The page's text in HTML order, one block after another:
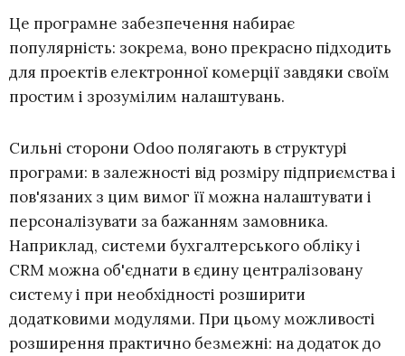
Це програмне забезпечення набирає
популярність: зокрема, воно прекрасно підходить
для проектів електронної комерції завдяки своїм
простим і зрозумілим налаштувань.
Сильні сторони Odoo полягають в структурі
програми: в залежності від розміру підприємства і
пов'язаних з цим вимог її можна налаштувати і
персоналізувати за бажанням замовника.
Наприклад, системи бухгалтерського обліку і
CRM можна об'єднати в єдину централізовану
систему і при необхідності розширити
додатковими модулями. При цьому можливості
розширення практично безмежні: на додаток до